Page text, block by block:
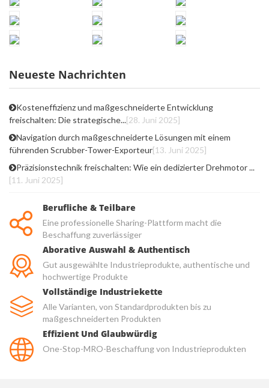
Neueste Nachrichten
Kosteneffizienz und maßgeschneiderte Entwicklung
freischalten: Die strategische...[28. Juni 2025]
Navigation durch maßgeschneiderte Lösungen mit einem
führenden Scrubber-Tower-Exporteur[13. Juni 2025]
Präzisionstechnik freischalten: Wie ein dedizierter Drehmotor ...
[11. Juni 2025]
Berufliche & Teilbare
Eine professionelle Sharing-Plattform macht die
Beschaffung zuverlässiger
Aborative Auswahl & Authentisch
Gut ausgewählte Industrieprodukte, authentische und
hochwertige Produkte
Vollständige Industriekette
Alle Varianten, von Standardprodukten bis zu
maßgeschneiderten Produkten
Effizient Und Glaubwürdig
One-Stop-MRO-Beschaffung von Industrieprodukten